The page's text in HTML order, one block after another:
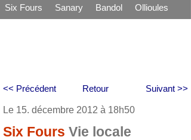
Six Fours Sanary Bandol
Ollioules
Retour
<< Précédent Suivant >>
Le 15. décembre 2012 à 18h50
Six Fours Vie locale